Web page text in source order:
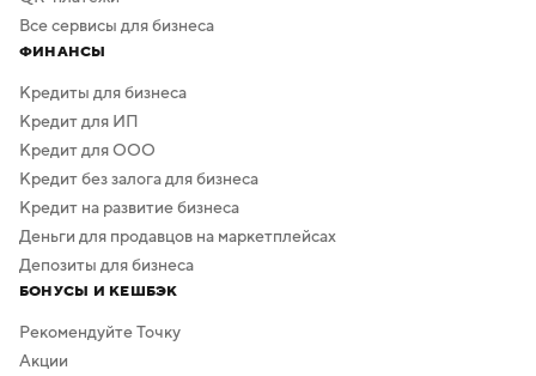
Все сервисы для бизнеса
ФИНАНСЫ
Кредиты для бизнеса
Кредит для ИП
Кредит для ООО
Кредит без залога для бизнеса
Кредит на развитие бизнеса
Деньги для продавцов на маркетплейсах
Депозиты для бизнеса
БОНУСЫ И КЕШБЭК
Рекомендуйте Точку
Акции